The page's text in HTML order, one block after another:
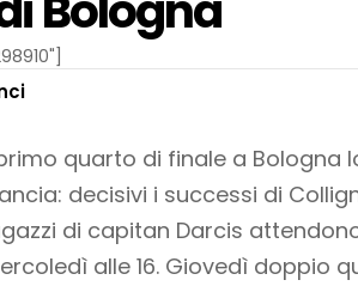
quarto di finale a Bologna
decisivi i successi di
di capitan Darcis
alle 16. Giovedì doppio